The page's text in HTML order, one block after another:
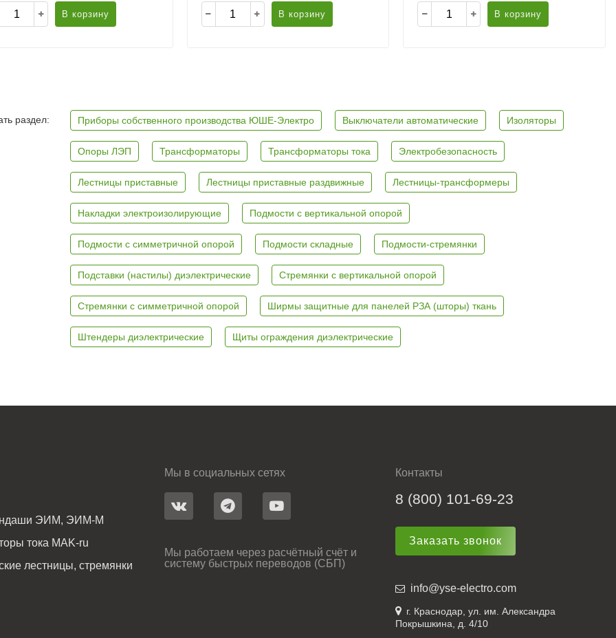
В корзину В корзину В корзину
раздел: Приборы собственного производства ЮШЕ-Электро Выключатели автоматические Изоляторы
Опоры ЛЭП Трансформаторы Трансформаторы тока Электробезопасность
Лестницы приставные Лестницы приставные раздвижные Лестницы-трансформеры
Накладки электроизолирующие Подмости с вертикальной опорой
Подмости с симметричной опорой Подмости складные Подмости-стремянки
Подставки (настилы) диэлектрические Стремянки с вертикальной опорой
Стремянки с симметричной опорой Ширмы защитные для панелей РЗА (шторы) ткань
Штендеры диэлектрические Щиты ограждения диэлектрические
ЭИМ, ЭИМ-М
тока MAK-ru
лестницы, стремянки
Мы в социальных сетях
Мы работаем через расчётный счёт и
систему быстрых переводов (СБП)
Контакты
8 (800) 101-69-23
Заказать звонок
info@yse-electro.com
г. Краснодар, ул. им. Александра
Покрышкина, д. 4/10